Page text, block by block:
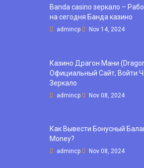
Banda casino зеркало –
на сегодня Банда казино
admincp Nov 14, 2024
Казино Драгон Мани
Официальный Сайт, Войти
Зеркало
admincp Nov 08, 2024
Как Вывести Бонусный
Money?
admincp Nov 08, 2024